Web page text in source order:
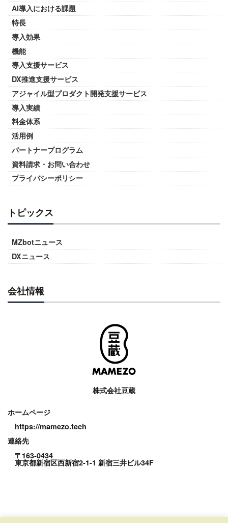
AI導入における課題
特長
導入効果
機能
導入支援サービス
DX推進支援サービス
アジャイル型プロダクト開発支援サービス
導入実績
料金体系
活用例
パートナープログラム
資料請求・お問い合わせ
プライバシーポリシー
トピックス
MZbotニュース
DXニュース
会社情報
株式会社豆蔵
ホームページ
https://mamezo.tech
連絡先
〒163-0434
東京都新宿区西新宿2-1-1 新宿三井ビル34F